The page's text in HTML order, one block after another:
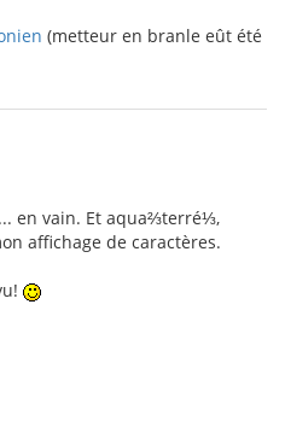
(metteur en branle eût été
... en vain. Et aqua⅔terré⅓,
affichage de caractères.